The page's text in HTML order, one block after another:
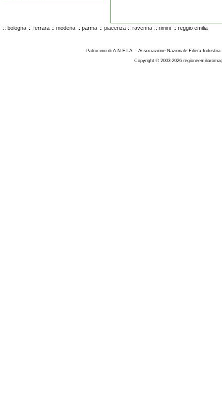
:: bologna :: ferrara :: modena :: parma :: piacenza :: ravenna :: rimini :: reggio emilia
Patrocinio di A.N.F.I.A. - Associazione Nazionale Filiera
Copyright © 2003-2026